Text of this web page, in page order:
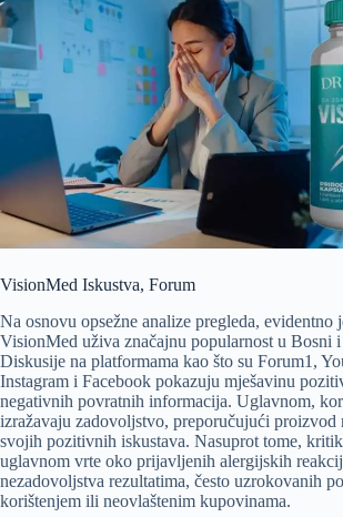
VisionMed Iskustva, Forum
Na osnovu opsežne analize pregleda, evidentno
VisionMed uživa značajnu popularnost u Bosni
Diskusije na platformama kao što su Forum1,
Instagram i Facebook pokazuju mješavinu
negativnih povratnih informacija. Uglavnom,
izražavaju zadovoljstvo, preporučujući proizvod
svojih pozitivnih iskustava. Nasuprot tome,
uglavnom vrte oko prijavljenih alergijskih
nezadovoljstva rezultatima, često uzrokovanih
korištenjem ili neovlaštenim kupovinama.